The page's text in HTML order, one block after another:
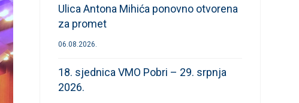
Ulica Antona Mihića ponovno otvorena
za promet
06.08.2026.
18. sjednica VMO Pobri – 29. srpnja
2026.